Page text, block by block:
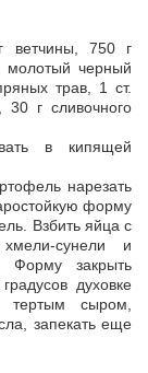
ветчины, 750 г
молотый черный
трав, 1 ст.
30 г сливочного
в кипящей
нарезать
форму
Взбить яйца с
сунели и
Форму закрыть
духовке
тертым сыром,
запекать еще